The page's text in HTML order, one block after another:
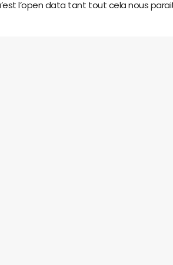
l’open data tant tout cela nous